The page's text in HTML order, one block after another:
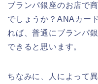
ブランパ銀座のお店で
でしょうか？ANAカー
れば、普通にブランパ
できると思います。
ちなみに、人によって